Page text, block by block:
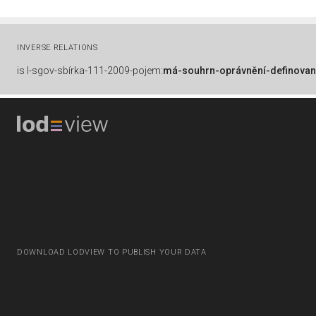
INVERSE RELATIONS
is l-sgov-sbírka-111-2009-pojem:má-souhrn-oprávnění-
DOWNLOAD LODVIEW TO PUBLISH YOUR DATA